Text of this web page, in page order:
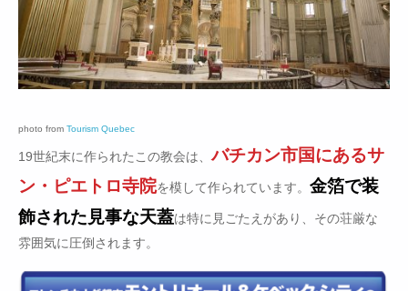
photo from Tourism Quebec
19世紀末に作られたこの教会は、バチカン市国にあるサ
ン・ピエトロ寺院を模して作られています。 金箔で装
飾された見事な天蓋は特に見ごたえがあり、その荘厳な
雰囲気に圧倒されます。